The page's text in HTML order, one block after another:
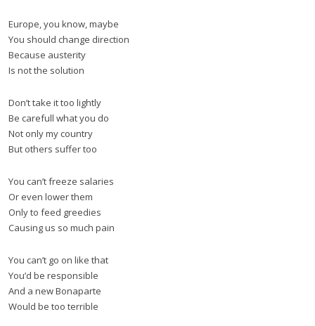
Europe, you know, maybe
You should change direction
Because austerity
Is not the solution
Don’t take it too lightly
Be carefull what you do
Not only my country
But others suffer too
You can’t freeze salaries
Or even lower them
Only to feed greedies
Causing us so much pain
You can’t go on like that
You’d be responsible
And a new Bonaparte
Would be too terrible